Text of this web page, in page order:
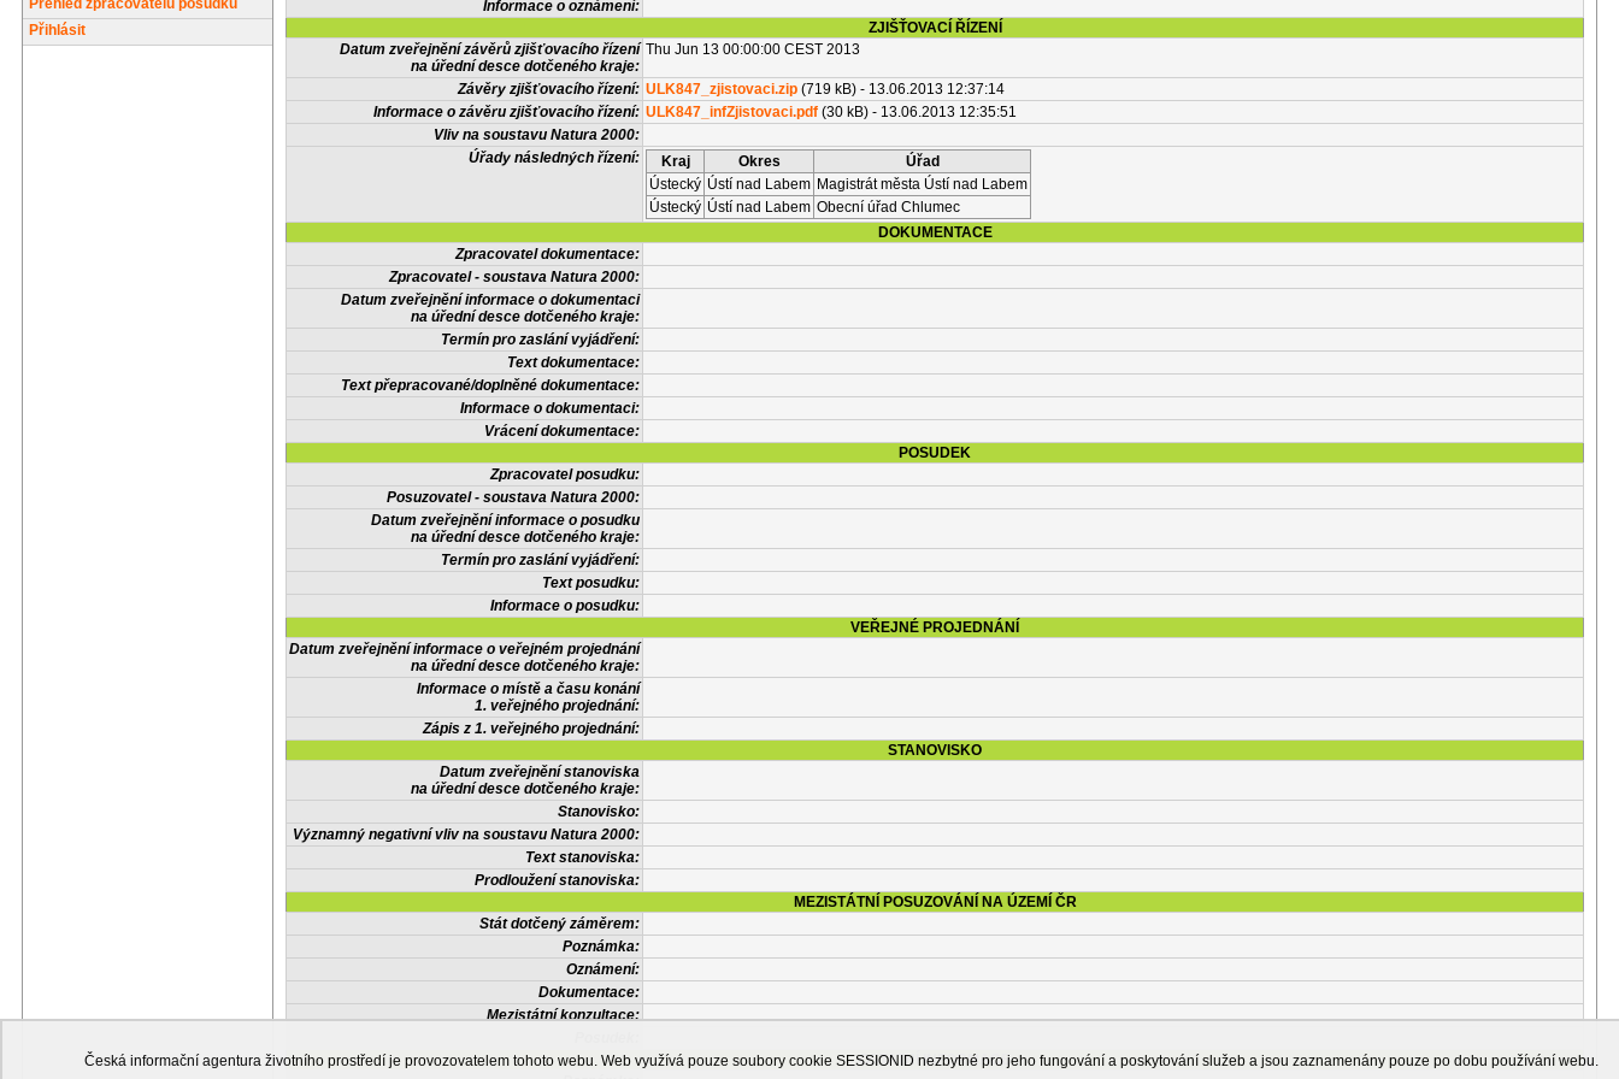
Přehled zpracovatelů posudků
Přihlásit
Informace o oznámení:
ZJIŠŤOVACÍ ŘÍZENÍ
Datum zveřejnění závěrů zjišťovacího řízení
na úřední desce dotčeného kraje:
Thu Jun 13 00:00:00 CEST 2013
Závěry zjišťovacího řízení: ULK847_zjistovaci.zip (719 kB) - 13.06.2013 12:37:14
Informace o závěru zjišťovacího řízení: ULK847_infZjistovaci.pdf (30 kB) - 13.06.2013 12:35:51
Vliv na soustavu Natura 2000:
Úřady následných řízení:
Kraj Okres
Úřad
Ústecký Ústí nad Labem Magistrát města Ústí nad Labem
Ústecký Ústí nad Labem Obecní úřad Chlumec
DOKUMENTACE
Zpracovatel dokumentace:
Zpracovatel - soustava Natura 2000:
Datum zveřejnění informace o dokumentaci
na úřední desce dotčeného kraje:
Termín pro zaslání vyjádření:
Text dokumentace:
Text přepracované/doplněné dokumentace:
Informace o dokumentaci:
Vrácení dokumentace:
POSUDEK
Zpracovatel posudku:
Posuzovatel - soustava Natura 2000:
Datum zveřejnění informace o posudku
na úřední desce dotčeného kraje:
Termín pro zaslání vyjádření:
Text posudku:
Informace o posudku:
VEŘEJNÉ PROJEDNÁNÍ
Datum zveřejnění informace o veřejném projednání
na úřední desce dotčeného kraje:
Informace o místě a času konání
1. veřejného projednání:
Zápis z 1. veřejného projednání:
STANOVISKO
Datum zveřejnění stanoviska
na úřední desce dotčeného kraje:
Stanovisko:
Významný negativní vliv na soustavu Natura 2000:
Text stanoviska:
Prodloužení stanoviska:
MEZISTÁTNÍ POSUZOVÁNÍ NA ÚZEMÍ ČR
Stát dotčený záměrem:
Poznámka:
Oznámení:
Dokumentace:
Mezistátní konzultace:
OSTATNÍ INFORMACE
Česká informační agentura životního prostředí je provozovatelem tohoto webu. Web využívá pouze soubory cookie SESSIONID nezbytné pro jeho fungování a poskytování služeb a jsou zaznamenány pouze po dobu používání webu.